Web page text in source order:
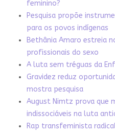
feminino?
Pesquisa propõe
para os povos indígenas
Bethânia Amaro estreia
profissionais do sexo
A luta sem tréguas da
Gravidez reduz
mostra pesquisa
August Nimtz prova que
indissociáveis na luta
Rap transfeminista